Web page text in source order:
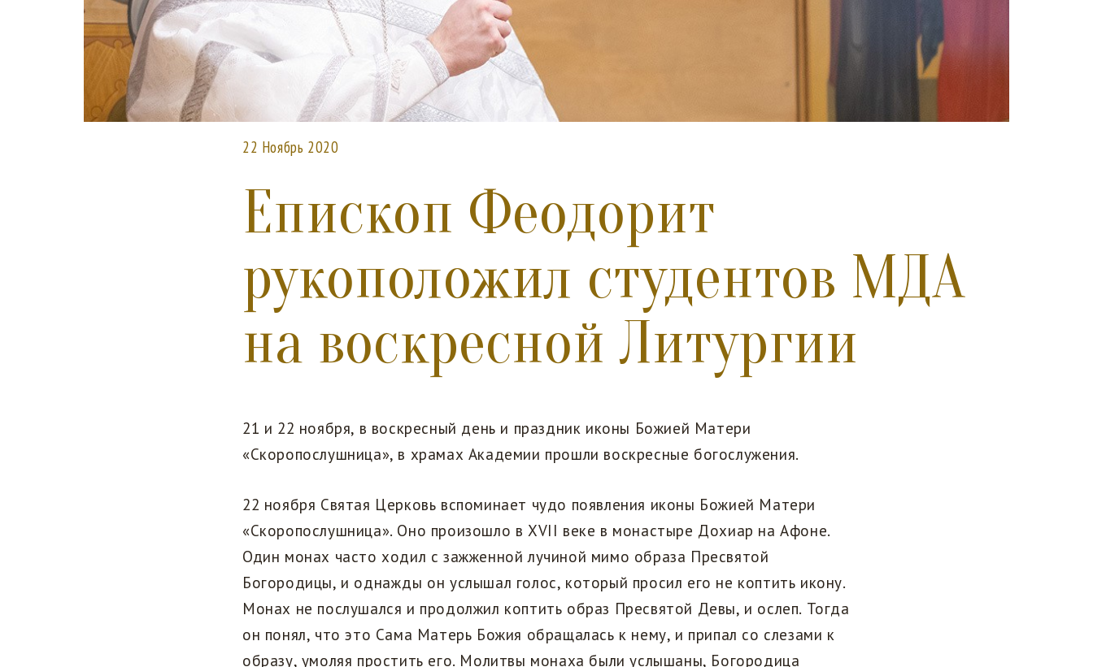
22 Ноябрь 2020
Епископ Феодорит
рукоположил студентов МДА
на воскресной Литургии
21 и 22 ноября, в воскресный день и праздник иконы Божией Матери
«Скоропослушница», в храмах Академии прошли воскресные богослужения.
22 ноября Святая Церковь вспоминает чудо появления иконы Божией Матери
«Скоропослушница». Оно произошло в XVII веке в монастыре Дохиар на Афоне.
Один монах часто ходил с зажженной лучиной мимо образа Пресвятой
Богородицы, и однажды он услышал голос, который просил его не коптить икону.
Монах не послушался и продолжил коптить образ Пресвятой Девы, и ослеп. Тогда
он понял, что это Сама Матерь Божия обращалась к нему, и припал со слезами к
образу, умоляя простить его. Молитвы монаха были услышаны, Богородица